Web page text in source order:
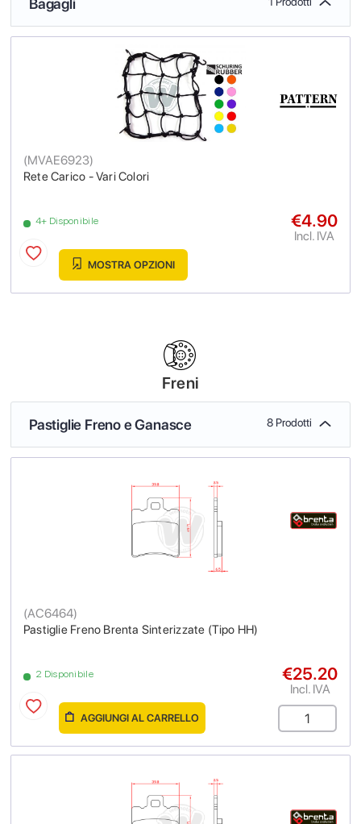
Bagagli
Rete Carico - Vari Colori
(MVAE6923)
4+ Disponibile €4.90
Incl. IVA
MOSTRA OPZIONI
Freni
Pastiglie Freno e Ganasce 8 Prodotti
Pastiglie Freno Brenta Sinterizzate (Tipo HH)
(AC6464)
2 Disponibile €25.20
Incl. IVA
AGGIUNGI AL CARRELLO